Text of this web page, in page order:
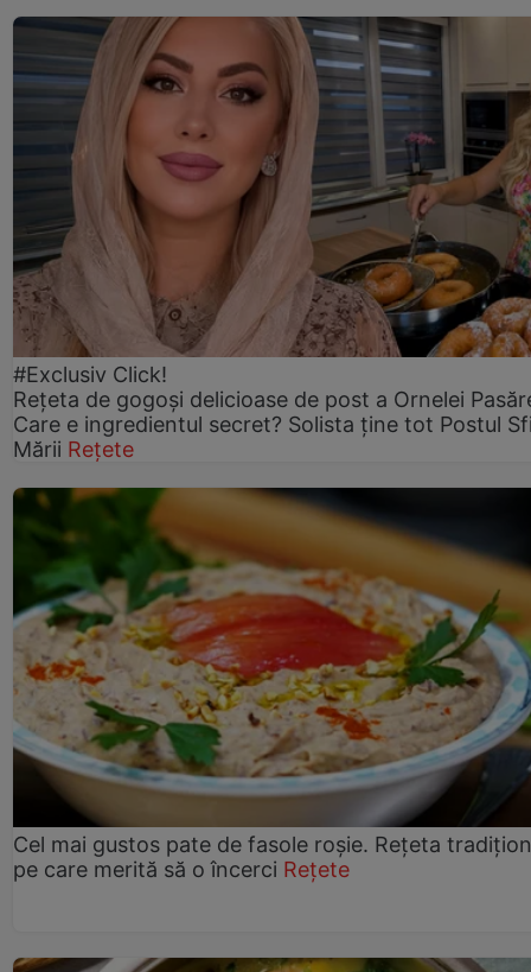
#Exclusiv Click!
Rețeta de gogoşi delicioase de post a Ornelei
Care e ingredientul secret? Solista ține tot Postul
Mării Rețete
Cel mai gustos pate de fasole roșie. Rețeta
pe care merită să o încerci Rețete